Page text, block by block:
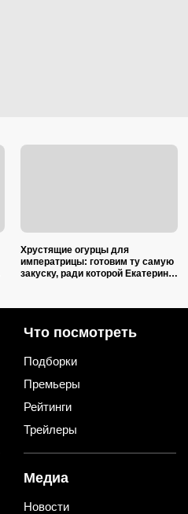
Хрустящие огурцы для
императрицы: готовим ту самую
закуску, ради которой Екатерина
Что посмотреть
Подборки
Премьеры
Рейтинги
Трейлеры
Медиа
Новости